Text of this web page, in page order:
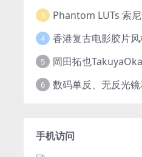
3
4
5
6
手机访问